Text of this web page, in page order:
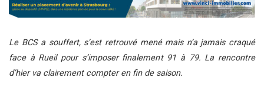
Le BCS a souffert, s’est retrouvé mené mais n’a jamais craqué
face à Rueil pour s’imposer finalement 91 à 79. La rencontre
d’hier va clairement compter en fin de saison.